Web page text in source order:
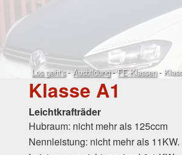
Los geht's-Ausbildung-FE-Klassen-
Klasse A1
Leichtkrafträder
Hubraum: nicht mehr als 125ccm
Nennleistung: nicht mehr als 11KW.